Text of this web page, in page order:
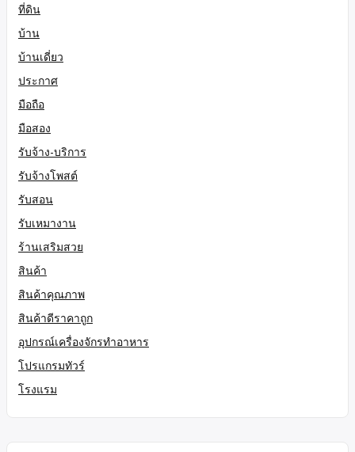
ที่ดิน
บ้าน
บ้านเดี่ยว
ประกาศ
มือถือ
มือสอง
รับจ้าง-บริการ
รับจ้างโพสต์
รับสอน
รับเหมางาน
ร้านเสริมสวย
สินค้า
สินค้าคุณภาพ
สินค้าดีราคาถูก
อุปกรณ์เครื่องจักรทำอาหาร
โปรแกรมทัวร์
โรงแรม